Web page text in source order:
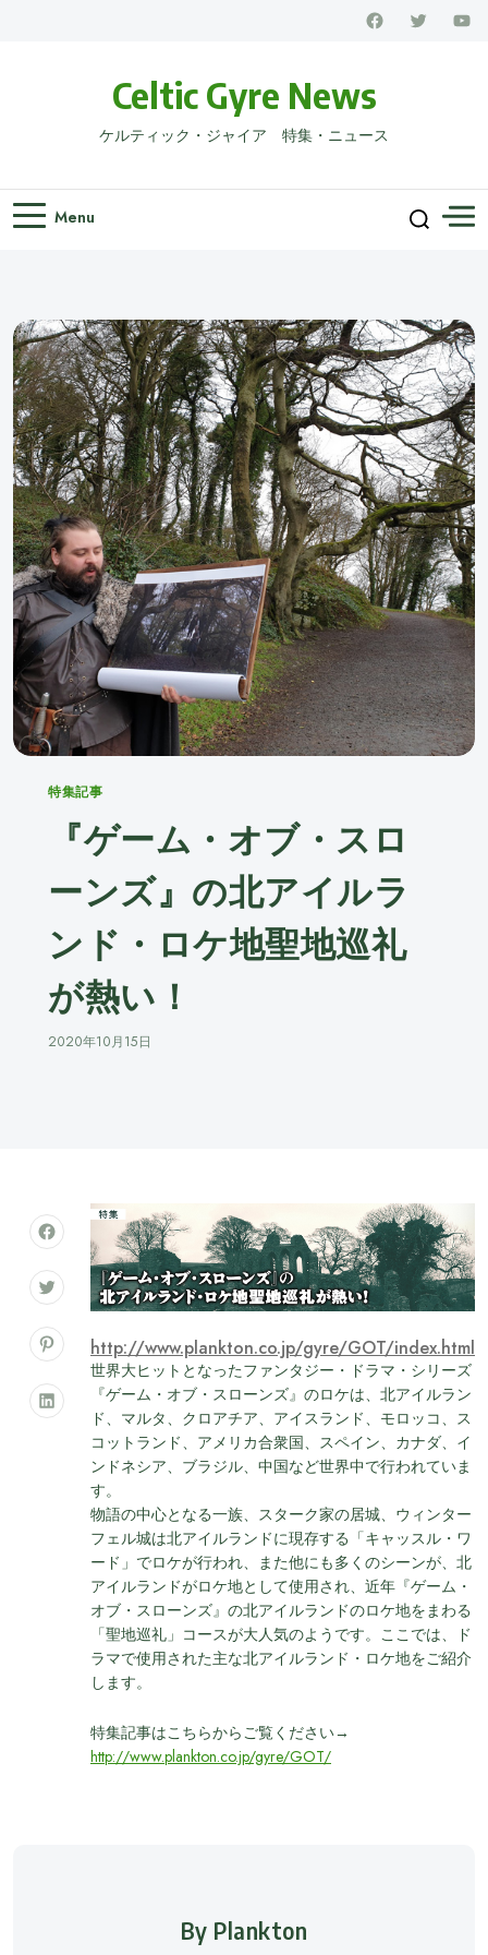
Celtic Gyre News
ケルティック・ジャイア 特集・ニュース
Menu
Categories
特集記事
『ゲーム・オブ・スロ
ーンズ』の北アイルラ
ンド・ロケ地聖地巡礼
が熱い！
2020年10月15日
http://www.plankton.co.jp/gyre/GOT/index.html
世界大ヒットとなったファンタジー・ドラマ・シリーズ
『ゲーム・オブ・スローンズ』のロケは、北アイルラン
ド、マルタ、クロアチア、アイスランド、モロッコ、ス
コットランド、アメリカ合衆国、スペイン、カナダ、イ
ンドネシア、ブラジル、中国など世界中で行われていま
す。
物語の中心となる一族、スターク家の居城、ウィンター
フェル城は北アイルランドに現存する「キャッスル・ワ
ード」でロケが行われ、また他にも多くのシーンが、北
アイルランドがロケ地として使用され、近年『ゲーム・
オブ・スローンズ』の北アイルランドのロケ地をまわる
「聖地巡礼」コースが大人気のようです。ここでは、ド
ラマで使用された主な北アイルランド・ロケ地をご紹介
します。
特集記事はこちらからご覧ください→
http://www.plankton.co.jp/gyre/GOT/
By Plankton